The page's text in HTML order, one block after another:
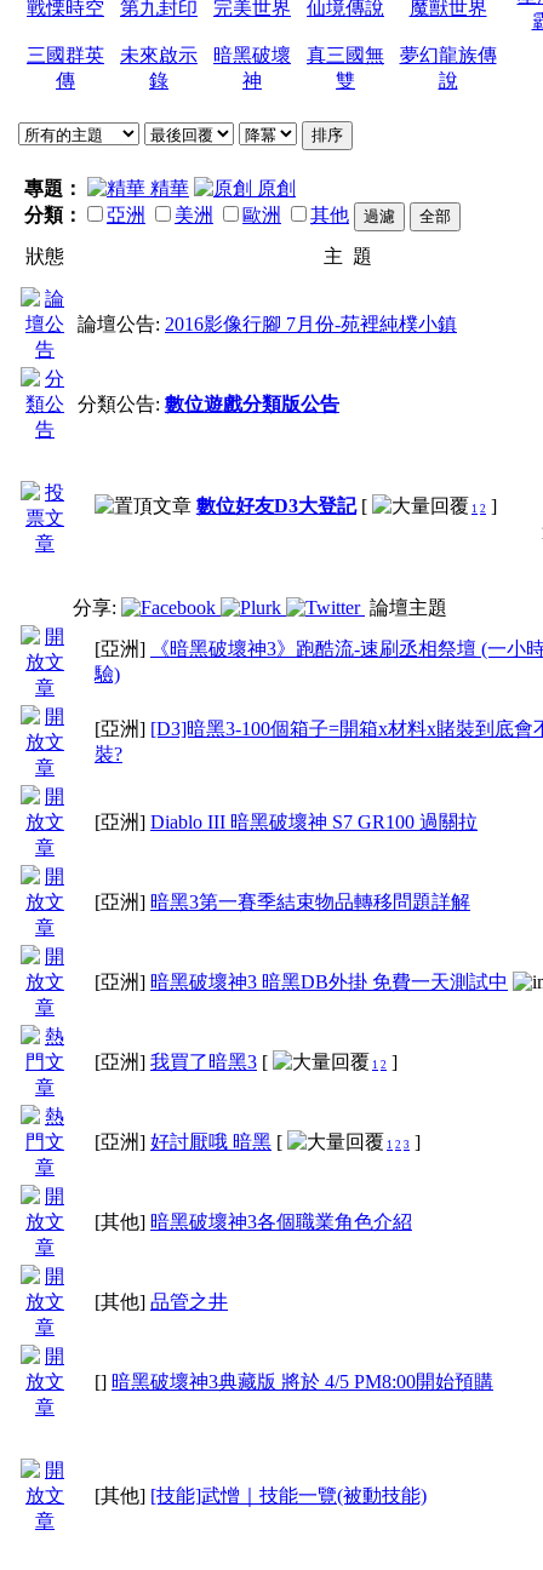
戰慄時空 第九封印 完美世界 仙境傳說 魔獸世界
三國群英
傳
未來啟示
錄
暗黑破壞
神
真三國無
雙
夢幻龍族傳
說
專題： 精華
原創
分類：
亞洲 美洲 歐洲
其他
狀態
主 題
論壇公告: 2016影像行腳 7月份-苑裡純樸小鎮
分類公告: 數位遊戲分類版公告
數位好友D3大登記[ 1 2 ]
分享:
論壇主題
[亞洲]
《暗黑破壞神3》跑酷流-速刷丞相祭壇 (一小
驗)
[亞洲] [D3]暗黑3-100個箱子=開箱x材料x賭裝到底會
裝?
[亞洲] Diablo III 暗黑破壞神 S7 GR100 過關拉
[亞洲] 暗黑3第一賽季結束物品轉移問題詳解
[亞洲] 暗黑破壞神3 暗黑DB外掛 免費一天測試中
[亞洲] 我買了暗黑3 [ 1 2 ]
[亞洲] 好討厭哦 暗黑 [ 1 2 3 ]
[其他] 暗黑破壞神3各個職業角色介紹
[其他] 品管之井
[] 暗黑破壞神3典藏版 將於 4/5 PM8:00開始預購
[其他] [技能]武憎｜技能一覽(被動技能)